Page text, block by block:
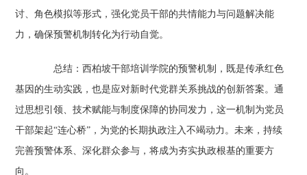
讨、角色模拟等形式，强化党员干部的共情能力与问题解决能
力，确保预警机制转化为行动自觉。
总结：西柏坡干部培训学院的预警机制，既是传承红色
基因的生动实践，也是应对新时代党群关系挑战的创新答案。通
过思想引领、技术赋能与制度保障的协同发力，这一机制为党员
干部架起“连心桥”，为党的长期执政注入不竭动力。未来，持续
完善预警体系、深化群众参与，将成为夯实执政根基的重要方
向。